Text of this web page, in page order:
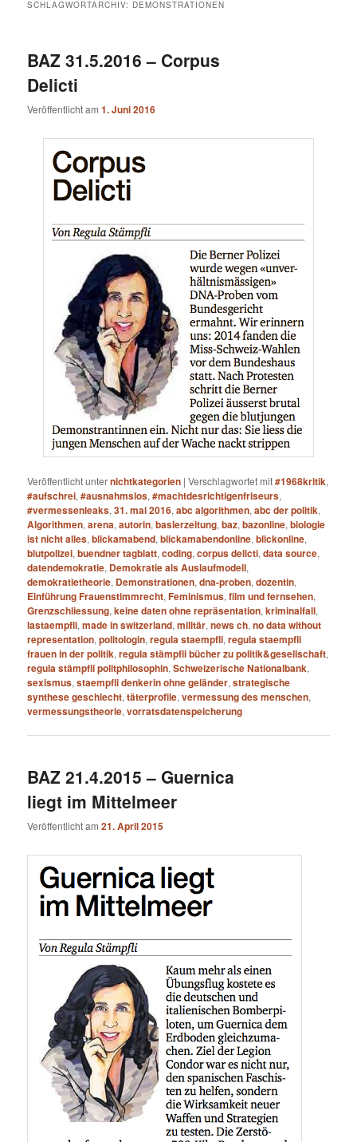
SCHLAGWORTARCHIV: DEMONSTRATIONEN
BAZ 31.5.2016 – Corpus
Delicti
Veröffentlicht am1. Juni 2016
Veröffentlicht unternichtkategorien |Verschlagwortet mit#1968kritik,
#aufschrei,#ausnahmslos,#machtdesrichtigenfriseurs,
#vermessenleaks,31. mai 2016,abc algorithmen,abc der politik,
Algorithmen,arena,autorin,baslerzeitung,baz,bazonline,biologie
ist nicht alles,blickamabend,blickamabendonline,blickonline,
blutpolizei,buendner tagblatt,coding,corpus delicti,data source,
datendemokratie, Demokratie als Auslaufmodell,
demokratietheorie, Demonstrationen,dna-proben,dozentin,
Einführung Frauenstimmrecht,Feminismus,film und fernsehen,
Grenzschliessung,keine daten ohne repräsentation,kriminalfall,
lastaempfli,made in switzerland,militär,news ch,no data without
representation,politologin,regula staempfli,regula staempfli
frauen in der politik,regula stämpfli bücher zu politik&gesellschaft,
regula stämpfli politphilosophin,Schweizerische Nationalbank,
sexismus,staempfli denkerin ohne geländer,strategische
synthese geschlecht,täterprofile,vermessung des menschen,
vermessungstheorie,vorratsdatenspeicherung
BAZ 21.4.2015 – Guernica
liegt im Mittelmeer
Veröffentlicht am21. April 2015